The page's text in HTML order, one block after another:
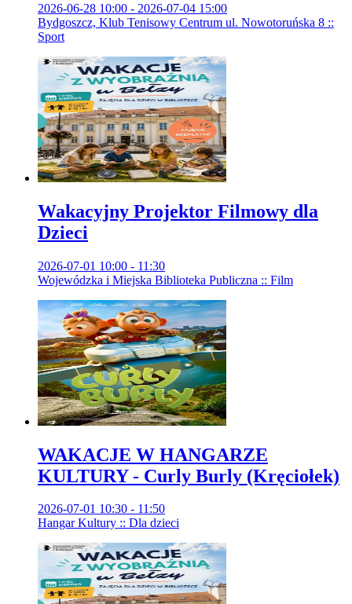
2026-06-28 10:00 - 2026-07-04 15:00
Bydgoszcz, Klub Tenisowy Centrum ul. Nowotoruńska 8 ::
Sport
Wakacyjny Projektor Filmowy dla
Dzieci
2026-07-01 10:00 - 11:30
Wojewódzka i Miejska Biblioteka Publiczna :: Film
WAKACJE W HANGARZE
KULTURY - Curly Burly (Kręciołek)
2026-07-01 10:30 - 11:50
Hangar Kultury :: Dla dzieci